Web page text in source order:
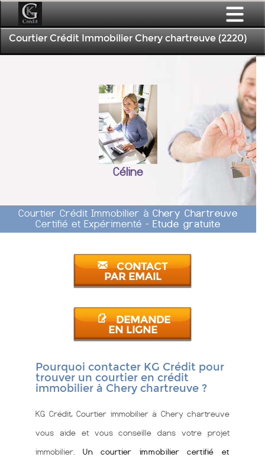
Courtier Crédit Immobilier Chery chartreuve (2220)
Céline
Courtier Crédit Immobilier à Chery Chartreuve
Certifié et Expérimenté - Etude gratuite
CONTACT
PAR EMAIL
DEMANDE
EN LIGNE
Pourquoi contacter KG Crédit pour
trouver un courtier en crédit
immobilier à Chery chartreuve ?
KG Crédit, Courtier immobilier à Chery chartreuve
vous aide et vous conseille dans votre projet
immobilier. Un courtier immobilier certifié et